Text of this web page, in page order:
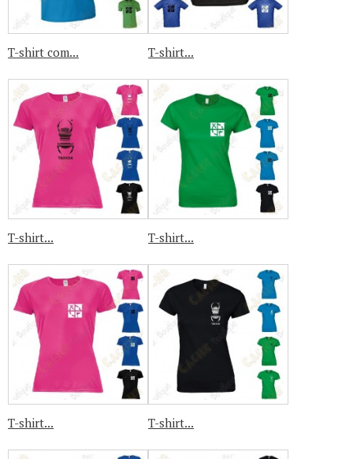
T-shirt com... T-shirt...
T-shirt... T-shirt...
T-shirt... T-shirt...